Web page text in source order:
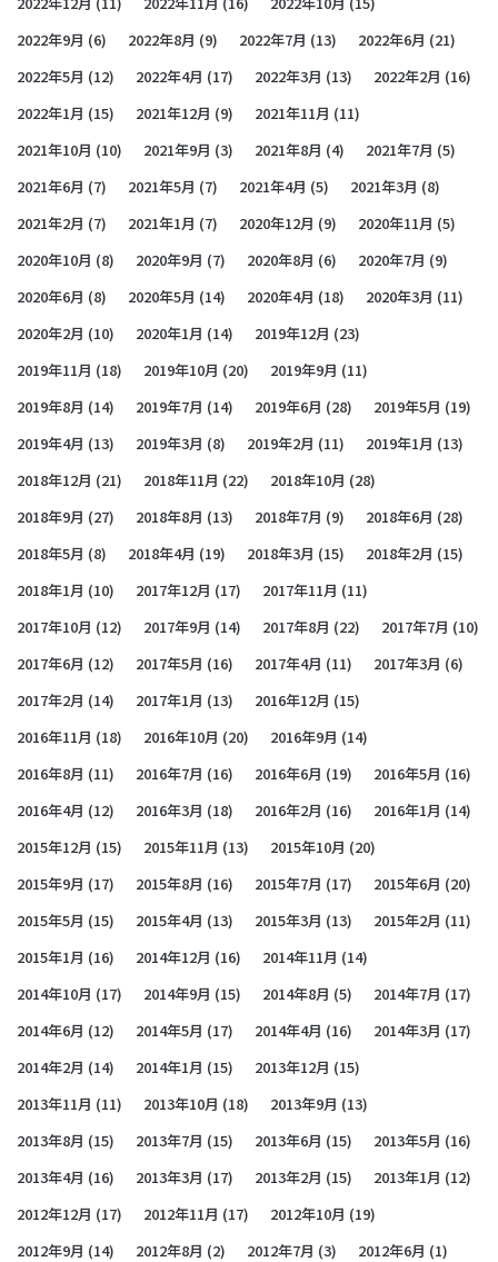
2022年9月 (6) 2022年8月 (9) 2022年7月 (13) 2022年6月 (21)
2022年5月 (12) 2022年4月 (17) 2022年3月 (13) 2022年2月 (16)
2022年1月 (15) 2021年12月 (9) 2021年11月 (11)
2021年10月 (10) 2021年9月 (3) 2021年8月 (4) 2021年7月 (5)
2021年6月 (7) 2021年5月 (7) 2021年4月 (5) 2021年3月 (8)
2021年2月 (7) 2021年1月 (7) 2020年12月 (9) 2020年11月 (5)
2020年10月 (8) 2020年9月 (7) 2020年8月 (6) 2020年7月 (9)
2020年6月 (8) 2020年5月 (14) 2020年4月 (18) 2020年3月 (11)
2020年2月 (10) 2020年1月 (14) 2019年12月 (23)
2019年11月 (18) 2019年10月 (20) 2019年9月 (11)
2019年8月 (14) 2019年7月 (14) 2019年6月 (28) 2019年5月 (19)
2019年4月 (13) 2019年3月 (8) 2019年2月 (11) 2019年1月 (13)
2018年12月 (21) 2018年11月 (22) 2018年10月 (28)
2018年9月 (27) 2018年8月 (13) 2018年7月 (9) 2018年6月 (28)
2018年5月 (8) 2018年4月 (19) 2018年3月 (15) 2018年2月 (15)
2018年1月 (10) 2017年12月 (17) 2017年11月 (11)
2017年10月 (12) 2017年9月 (14) 2017年8月 (22) 2017年7月 (10)
2017年6月 (12) 2017年5月 (16) 2017年4月 (11) 2017年3月 (6)
2017年2月 (14) 2017年1月 (13) 2016年12月 (15)
2016年11月 (18) 2016年10月 (20) 2016年9月 (14)
2016年8月 (11) 2016年7月 (16) 2016年6月 (19) 2016年5月 (16)
2016年4月 (12) 2016年3月 (18) 2016年2月 (16) 2016年1月 (14)
2015年12月 (15) 2015年11月 (13) 2015年10月 (20)
2015年9月 (17) 2015年8月 (16) 2015年7月 (17) 2015年6月 (20)
2015年5月 (15) 2015年4月 (13) 2015年3月 (13) 2015年2月 (11)
2015年1月 (16) 2014年12月 (16) 2014年11月 (14)
2014年10月 (17) 2014年9月 (15) 2014年8月 (5) 2014年7月 (17)
2014年6月 (12) 2014年5月 (17) 2014年4月 (16) 2014年3月 (17)
2014年2月 (14) 2014年1月 (15) 2013年12月 (15)
2013年11月 (11) 2013年10月 (18) 2013年9月 (13)
2013年8月 (15) 2013年7月 (15) 2013年6月 (15) 2013年5月 (16)
2013年4月 (16) 2013年3月 (17) 2013年2月 (15) 2013年1月 (12)
2012年12月 (17) 2012年11月 (17) 2012年10月 (19)
2012年9月 (14) 2012年8月 (2) 2012年7月 (3) 2012年6月 (1)